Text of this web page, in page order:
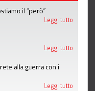
il “però”
Leggi tutto
Leggi tutto
alla guerra con i
Leggi tutto